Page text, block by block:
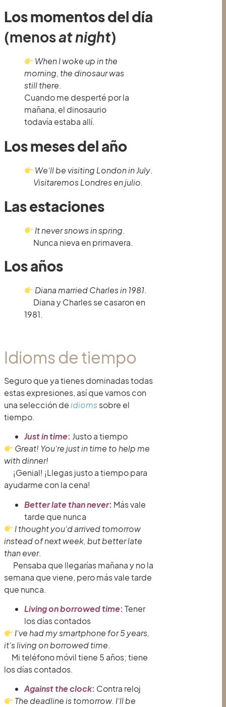
Los momentos del día
(menosat night)
When I woke up in the
morning, the dinosaur was
still there.
Cuando me desperté por la
mañana, el dinosaurio
todavía estaba allí.
Los meses del año
We’ll be visiting London in July.
Visitaremos Londres en julio.
Las estaciones
It never snows in spring.
Nunca nieva en primavera.
Los años
Diana married Charles in 1981.
Diana y Charles se casaron en
1981.
Idioms de tiempo
Seguro que ya tienes dominadas todas
estas expresiones, así que vamos con
una selección deidioms sobre el
tiempo.
Just in time: Justo a tiempo
Great! You’re just in time to help me
with dinner!
¡Genial! ¡Llegas justo a tiempo para
ayudarme con la cena!
Better late than never: Más vale
tarde que nunca
I thought you’d arrived tomorrow
instead of next week, but better late
than ever.
Pensaba que llegarías mañana y no la
semana que viene, pero más vale tarde
que nunca.
Living on borrowed time: Tener
los días contados
I’ve had my smartphone for 5 years,
it’s living on borrowed time.
Mi teléfono móvil tiene 5 años; tiene
los días contados.
Against the clock: Contra reloj
The deadline is tomorrow. I’ll be